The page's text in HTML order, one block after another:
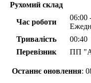
Рухомий склад
Час роботи
06:00
Тривалість 00:40
Перевізник
ПП
Останнє оновлення: